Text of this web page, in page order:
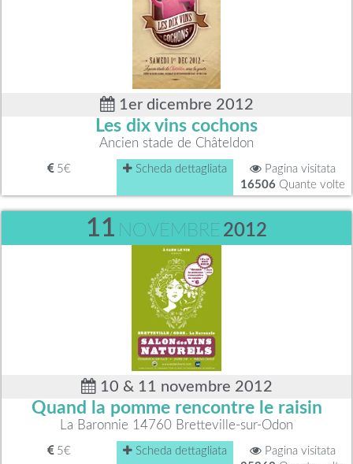
1er dicembre 2012
Les dix vins cochons
Ancien stade de Châteldon
5€ Scheda dettagliata
Pagina visitata
16506Quante volte
11 NOVEMBRE 2012
10 & 11 novembre 2012
Quand la pomme rencontre le raisin
La Baronnie 14760 Bretteville-sur-Odon
5€ Scheda dettagliata
Pagina visitata